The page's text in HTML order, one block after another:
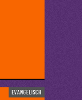
evangelisch